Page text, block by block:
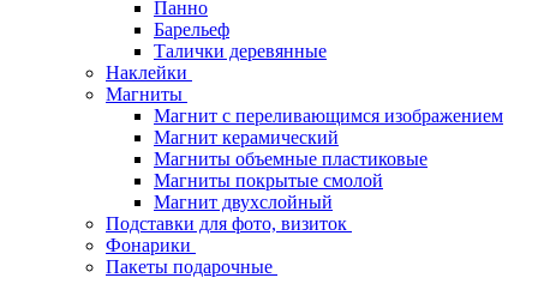
Панно
Барельеф
Талички деревянные
Наклейки
Магниты
Магнит с переливающимся изображением
Магнит керамический
Магниты объемные пластиковые
Магниты покрытые смолой
Магнит двухслойный
Подставки для фото, визиток
Фонарики
Пакеты подарочные